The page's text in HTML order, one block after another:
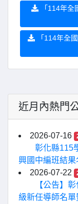
「114年全
「114年全
近月內熱門
2026-07-16
彰化縣115
興國中編班結果
2026-07-22
【公告】
級新任導師名單